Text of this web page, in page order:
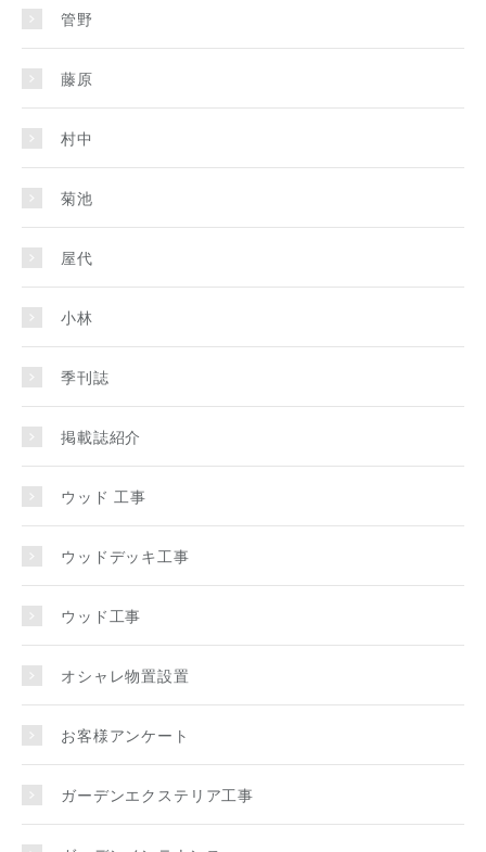
管野
藤原
村中
菊池
屋代
小林
季刊誌
掲載誌紹介
ウッド 工事
ウッドデッキ工事
ウッド工事
オシャレ物置設置
お客様アンケート
ガーデンエクステリア工事